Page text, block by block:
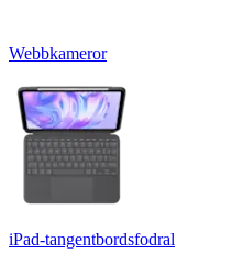
Webbkameror
iPad-tangentbordsfodral